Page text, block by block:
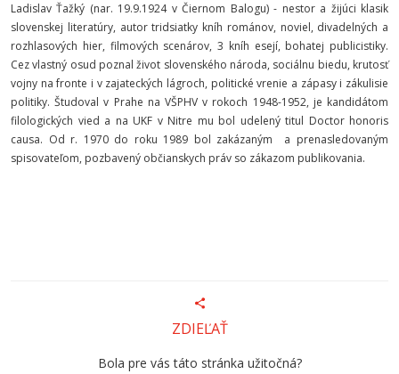
Ladislav Ťažký (nar. 19.9.1924 v Čiernom Balogu) - nestor a žijúci klasik
slovenskej literatúry, autor tridsiatky kníh románov, noviel, divadelných a
rozhlasových hier, filmových scenárov, 3 kníh esejí, bohatej publicistiky.
Cez vlastný osud poznal život slovenského národa, sociálnu biedu, krutosť
vojny na fronte i v zajateckých lágroch, politické vrenie a zápasy i zákulisie
politiky. Študoval v Prahe na VŠPHV v rokoch 1948-1952, je kandidátom
filologických vied a na UKF v Nitre mu bol udelený titul Doctor honoris
causa. Od r. 1970 do roku 1989 bol zakázaným a prenasledovaným
spisovateľom, pozbavený občianskych práv so zákazom publikovania.
ZDIEĽAŤ
Bola pre vás táto stránka užitočná?